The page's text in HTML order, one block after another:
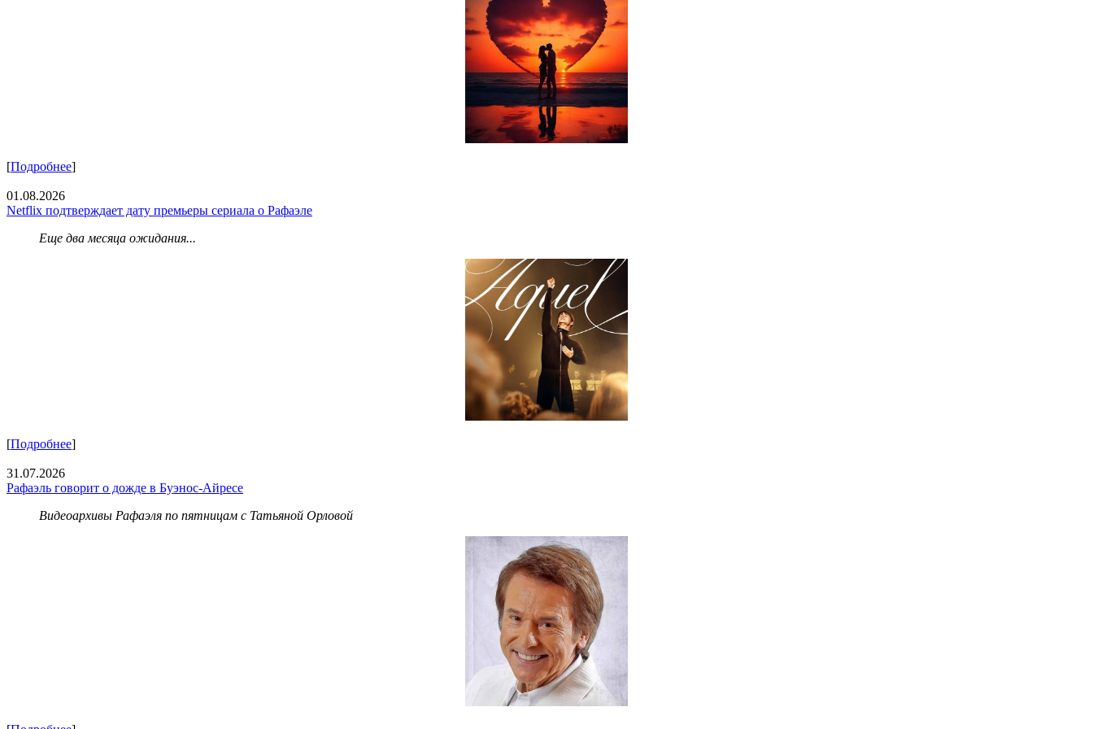
[Подробнее]
01.08.2026
Netflix подтверждает дату премьеры сериала о Рафаэле
Еще два месяца ожидания...
[Подробнее]
31.07.2026
Рафаэль говорит о дожде в Буэнос-Айресе
Видеоархивы Рафаэля по пятницам с Татьяной Орловой